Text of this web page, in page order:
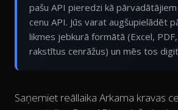
pašu API pieredzi kā
cenu API. Jūs varat augšupielādēt
likmes jebkurā formātā (Excel,
rakstītus cenrāžus) un mēs tos
Saņemiet reāllaika Arkama kravas